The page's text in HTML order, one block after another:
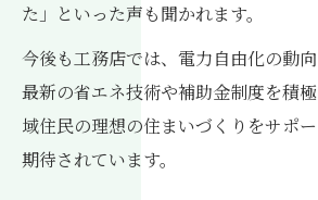
た」といった声も聞かれます。
今後も工務店では、電力自由化の動向
最新の省エネ技術や補助金制度を積
域住民の理想の住まいづくりをサポ
期待されています。